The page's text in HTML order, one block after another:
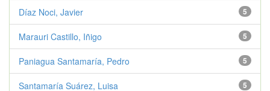
5
Díaz Noci, Javier
5
Marauri Castillo, Iñigo
5
Paniagua Santamaría, Pedro
5
Santamaría Suárez, Luisa